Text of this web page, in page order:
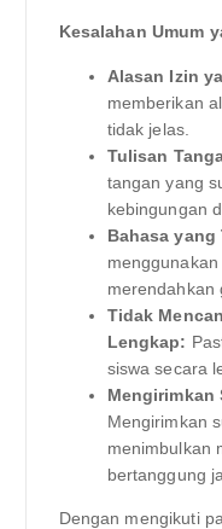
Kesalahan Umum
Alasan Izin
memberikan
tidak jelas.
Tulisan
tangan yang
kebingungan
Bahasa
merendahkan
Tidak
Lengkap:
siswa secara
Mengirimkan
Mengirimkan
menimbulkan
bertanggung
Dengan mengikuti